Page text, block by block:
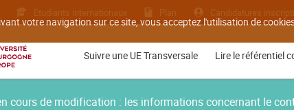
votre navigation sur ce site, vous acceptez l'utilisation de
Etudiants internationaux Plan Candidatures
Suivre une UE Transversale Lire le référentiel
cours de modification : les informations concernant le